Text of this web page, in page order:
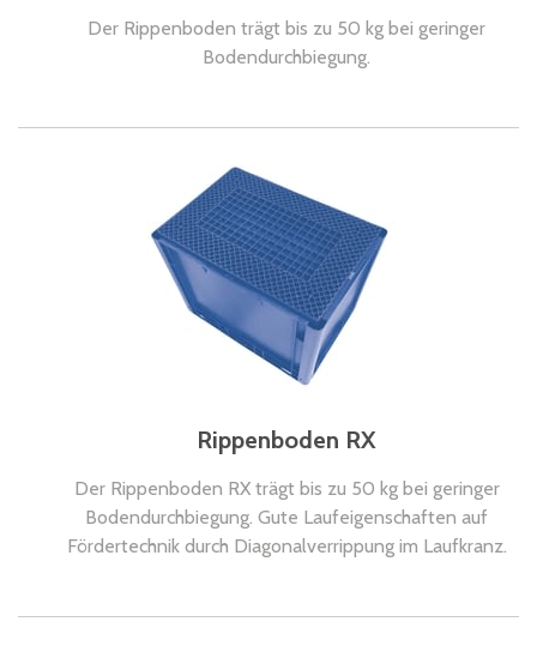
Der Rippenboden trägt bis zu 50 kg bei geringer
Bodendurchbiegung.
Rippenboden RX
Der Rippenboden RX trägt bis zu 50 kg bei geringer
Bodendurchbiegung. Gute Laufeigenschaften auf
Fördertechnik durch Diagonalverrippung im Laufkranz.